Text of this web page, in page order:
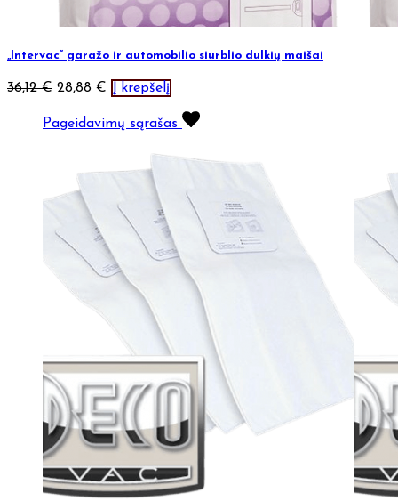
„Intervac“ garažo ir automobilio siurblio dulkių maišai
36,12€ 28,88 € Į krepšelį
Pageidavimų sąrašas